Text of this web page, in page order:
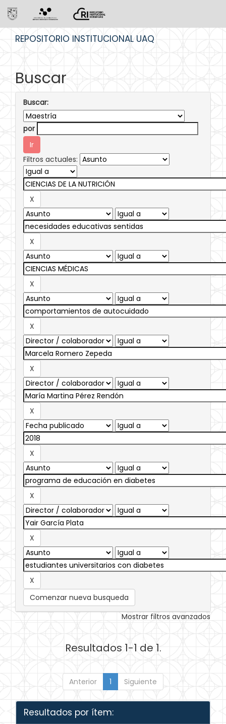
REPOSITORIO INSTITUCIONAL UAQ
Buscar
Buscar:
por
Filtros actuales:
Comenzar nueva busqueda
Mostrar filtros avanzados
Resultados 1-1 de 1.
Anterior 1 Siguiente
Resultados por ítem: